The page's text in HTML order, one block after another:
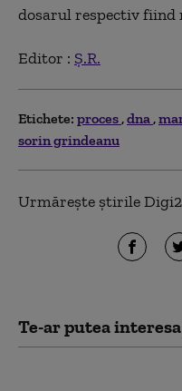
dosarul respectiv fiind
Editor : Ș.R.
Etichete: proces dna
sorin grindeanu
Urmărește știrile
Te-ar putea